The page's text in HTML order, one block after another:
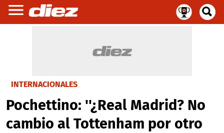
INTERNACIONALES
Pochettino: ''¿Real Madrid? No
cambio al Tottenham por otro